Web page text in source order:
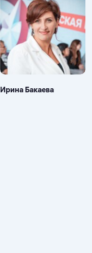
Ирина Бакаева